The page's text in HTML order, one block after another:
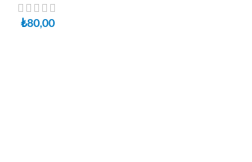
₺80,00